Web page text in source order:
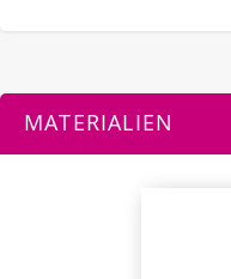
MATERIALIEN